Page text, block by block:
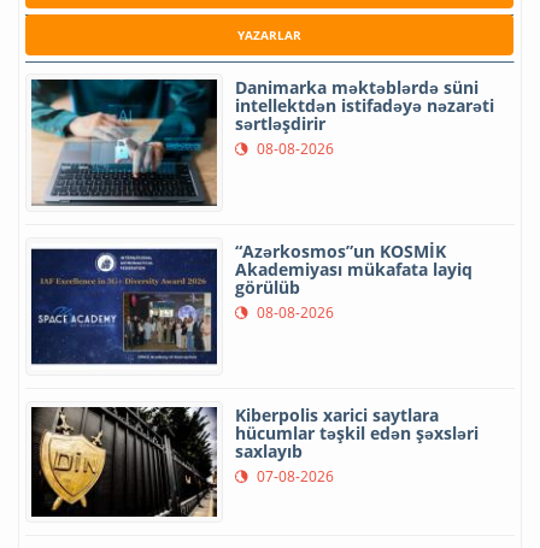
YAZARLAR
Danimarka məktəblərdə süni
intellektdən istifadəyə nəzarəti
sərtləşdirir
08-08-2026
“Azərkosmos”un KOSMİK
Akademiyası mükafata layiq
görülüb
08-08-2026
Kiberpolis xarici saytlara
hücumlar təşkil edən şəxsləri
saxlayıb
07-08-2026